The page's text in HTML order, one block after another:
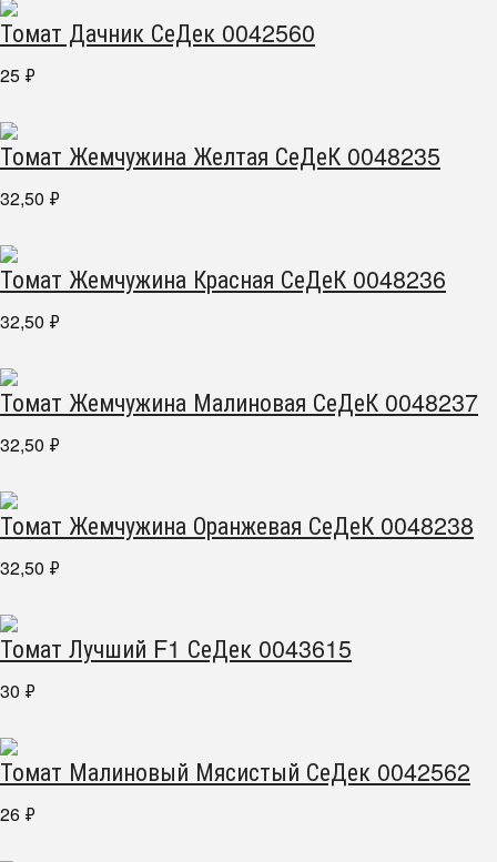
Томат Дачник СеДек 0042560
25 ₽
Томат Жемчужина Желтая СеДеК 0048235
32,50 ₽
Томат Жемчужина Красная СеДеК 0048236
32,50 ₽
Томат Жемчужина Малиновая СеДеК 0048237
32,50 ₽
Томат Жемчужина Оранжевая СеДеК 0048238
32,50 ₽
Томат Лучший F1 СеДек 0043615
30 ₽
Томат Малиновый Мясистый СеДек 0042562
26 ₽